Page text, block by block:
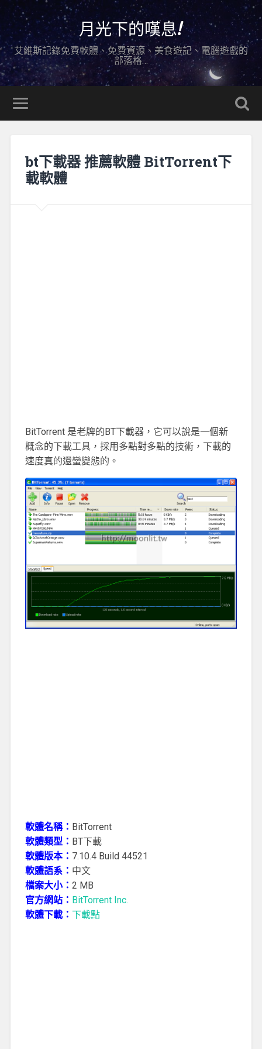
月光下的嘆息!
艾維斯記錄免費軟體、免費資源、美食遊記、電腦遊戲的
部落格…
bt下載器 推薦軟體 BitTorrent下
載軟體
BitTorrent 是老牌的BT下載器，它可以說是一個新
概念的下載工具，採用多點對多點的技術，下載的
速度真的還蠻變態的。
軟體名稱： BitTorrent
軟體類型： BT下載
軟體版本： 7.10.4 Build 44521
軟體語系： 中文
檔案大小： 2 MB
官方網站： BitTorrent Inc.
軟體下載： 下載點